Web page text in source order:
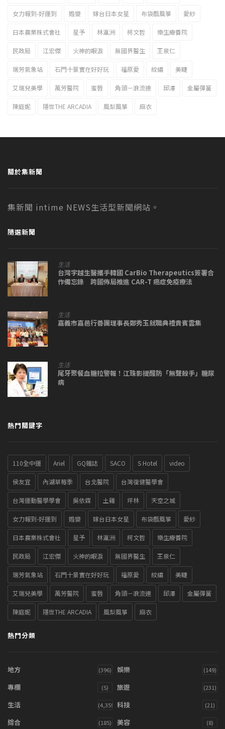
女力報到-好運到 婚變 嫁台日本女星 布袋戲風箏 愛紗
日本農業株式會社 星予 林瀛洲 柯文哲 樂生療養院
民政局 江宏傑 火神的眼淚 無國界醫生 王泉仁
瑞芳氣象站 石門十景實在好好玩 福原愛 紋繡 美睫
艾瑞兒美學 萬芳醫院 蜜唇 角頭－浪流連 邱澤 金屬彈簧
陳庭妮 隱世THE ARCADIA 風梨風箏 麻衣
關於集新聞
集新聞 intime NEWS生活型新聞網站。
隨選新聞
生活
台灣宇越生醫攜手韓國 CarBio Therapeutics簽署合
作備忘錄 跨國佈局推進 CAR-T 癌症免疫療法
生活
嘉義市嘉邑行善團理事長鄭秀玉就職典禮貴賓雲集
生活
尾牙聚餐血糖拉警報！江珠影提醒防「無聲殺手」糖尿
病
熱門關鍵字
110全中運 Ariel GQ雜誌 SACO S Hotel video
侯友宜 內湖草莓季 台北醫院 台灣復健醫學會
台灣運動醫學學會 吳依霖 土雞 坪林 天空之城
女力報到-好運到 婚變 嫁台日本女星 布袋戲風箏 愛紗
日本農業株式會社 星予 林瀛洲 柯文哲 樂生療養院
民政局 江宏傑 火神的眼淚 無國界醫生 王泉仁
瑞芳氣象站 石門十景實在好好玩 福原愛 紋繡 美睫
艾瑞兒美學 萬芳醫院 蜜唇 角頭－浪流連 邱澤 金屬彈簧
陳庭妮 隱世THE ARCADIA 風梨風箏 麻衣
熱門分類
地方 (396) 娛樂 (149)
專欄 (5) 旅遊 (231)
生活 (4,359) 科技 (21)
綜合 (185) 美容 (8)